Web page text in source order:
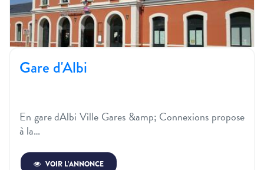
Gare d'Albi
En gare dAlbi Ville Gares &amp; Connexions propose
à la…
VOIR L’ANNONCE